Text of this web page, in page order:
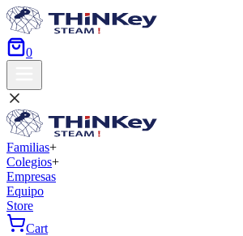
0
Familias+
Colegios+
Empresas
Equipo
Store
Cart